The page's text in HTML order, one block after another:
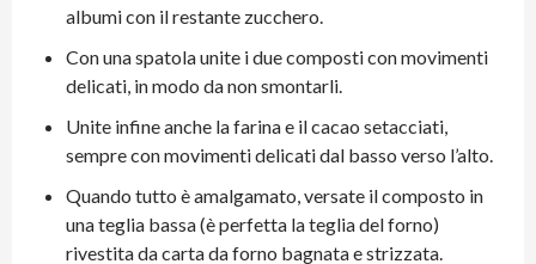
albumi con il restante zucchero.
Con una spatola unite i due composti con movimenti
delicati, in modo da non smontarli.
Unite infine anche la farina e il cacao setacciati,
sempre con movimenti delicati dal basso verso l’alto.
Quando tutto è amalgamato, versate il composto in
una teglia bassa (è perfetta la teglia del forno)
rivestita da carta da forno bagnata e strizzata.